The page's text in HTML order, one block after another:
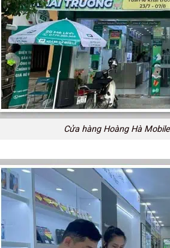
Cửa hàng Hoàng Hà